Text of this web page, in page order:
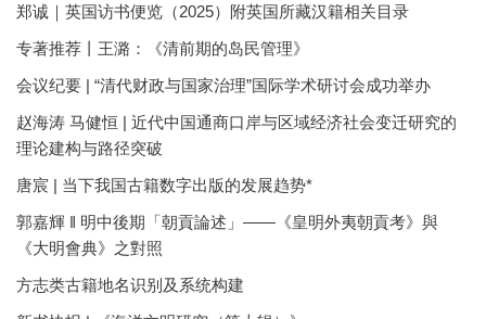
郑诚｜英国访书便览（2025）附英国所藏汉籍相关目录
专著推荐丨王潞：《清前期的岛民管理》
会议纪要 | “清代财政与国家治理”国际学术研讨会成功举办
赵海涛 马健恒 | 近代中国通商口岸与区域经济社会变迁研究的
理论建构与路径突破
唐宸 | 当下我国古籍数字出版的发展趋势*
郭嘉輝 ‖ 明中後期「朝貢論述」——《皇明外夷朝貢考》與
《大明會典》之對照
方志类古籍地名识别及系统构建